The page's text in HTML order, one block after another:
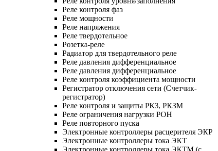
Реле контроля фаз
Реле мощности
Реле напряжения
Реле твердотельное
Розетка-реле
Радиатор для твердотельного реле
Реле давления дифференциальное
Реле давления дифференциальное
Реле контроля коэффициента мощности
Регистратор отключения сети (Счетчик-
регистратор)
Реле контроля и защиты РКЗ, РКЗМ
Реле ограничения нагрузки РОН
Реле повторного пуска
Электронные контроллеры расцерителя ЭКР
Электронные контроллеры тока ЭКТ
Электронные контроллеры тока ЭКТМ (с